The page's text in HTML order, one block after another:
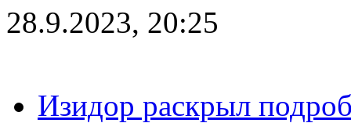
28.9.2023, 20:25
Изидор раскрыл